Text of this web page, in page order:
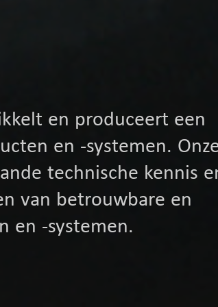
en produceert een
en -systemen.
technische kennis
van betrouwbare en
en -systemen.